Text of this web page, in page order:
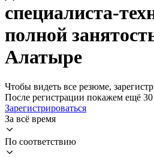
специалиста-
полной
Алатыре
Чтобы видеть все резюме,
После регистрации покажем ещё
Зарегистрироваться
За всё время
По соответствию